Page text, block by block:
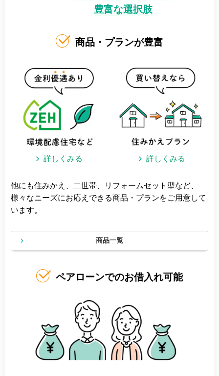
豊富な選択肢
商品・プランが豊富
詳しくみる 詳しくみる
他にも住みかえ、二世帯、リフォームセット型など、
様々なニーズにお応えできる商品・プランをご用意して
います。
商品一覧
ペアローンでのお借入れ可能